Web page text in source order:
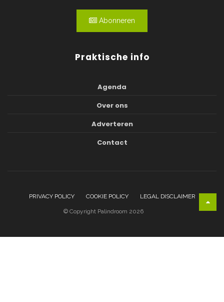
Abonneren
Praktische info
Agenda
Over ons
Adverteren
Contact
PRIVACY POLICY COOKIE POLICY LEGAL DISCLAIMER
© Copyright Palindroom 2026